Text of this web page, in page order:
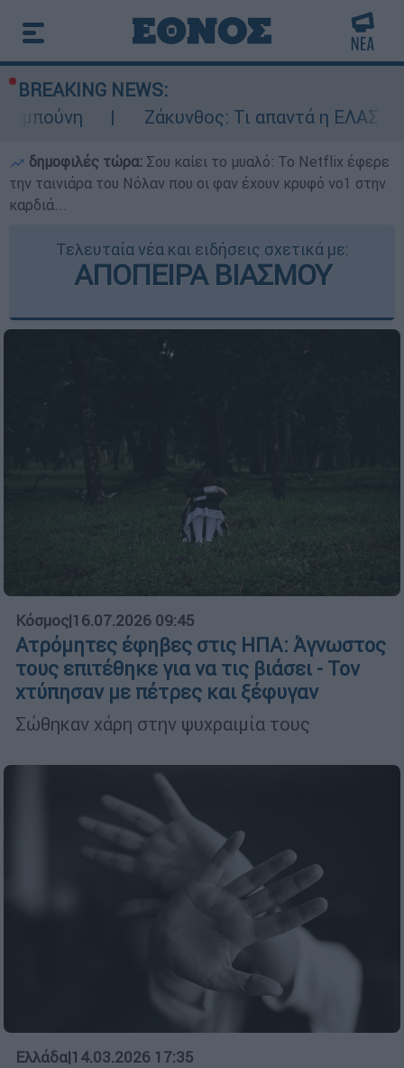
BREAKING NEWS:
Ζάκυνθος: Τι απαντά η ΕΛΑΣ για τους 8
δημοφιλές τώρα: Σου καίει το μυαλό: Το Netflix έφερε
την ταινιάρα του Νόλαν που οι φαν έχουν κρυφό νο1 στην
καρδιά...
Τελευταία νέα και ειδήσεις σχετικά με:
ΑΠΟΠΕΙΡΑ ΒΙΑΣΜΟΥ
Κόσμος|16.07.2026 09:45
Ατρόμητες έφηβες στις ΗΠΑ: Άγνωστος
τους επιτέθηκε για να τις βιάσει - Τον
χτύπησαν με πέτρες και ξέφυγαν
Σώθηκαν χάρη στην ψυχραιμία τους
Ελλάδα|14.03.2026 17:35